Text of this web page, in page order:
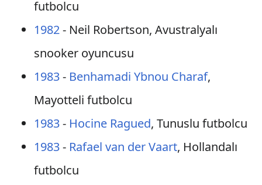
futbolcu
1982- Neil Robertson, Avustralyalı
snooker oyuncusu
1983- Benhamadi Ybnou Charaf,
Mayotteli futbolcu
1983- Hocine Ragued, Tunuslu futbolcu
1983- Rafael van der Vaart, Hollandalı
futbolcu